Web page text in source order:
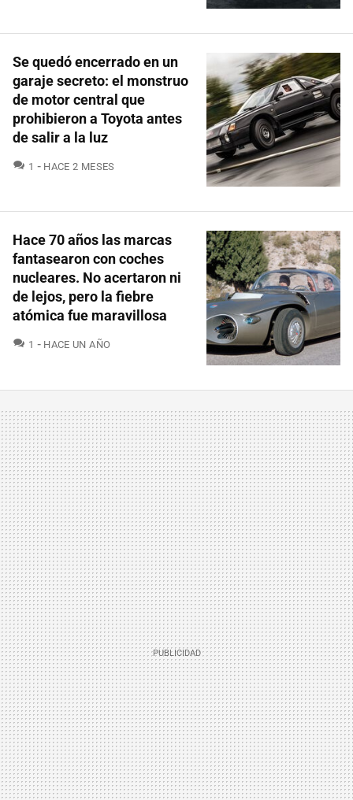
Se quedó encerrado en un
garaje secreto: el monstruo
de motor central que
prohibieron a Toyota antes
de salir a la luz
1 COMENTARIOS
HACE 2 MESES
Hace 70 años las marcas
fantasearon con coches
nucleares. No acertaron ni
de lejos, pero la fiebre
atómica fue maravillosa
1 COMENTARIOS
HACE UN AÑO